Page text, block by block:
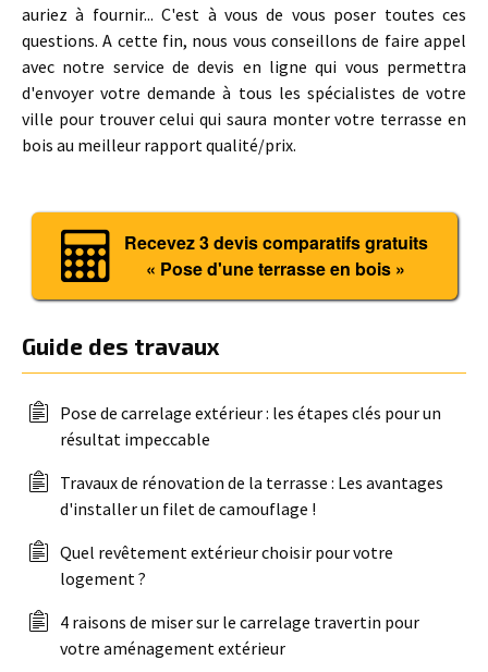
auriez à fournir... C'est à vous de vous poser toutes ces
questions. A cette fin, nous vous conseillons de faire appel
avec notre service de devis en ligne qui vous permettra
d'envoyer votre demande à tous les spécialistes de votre
ville pour trouver celui qui saura monter votre terrasse en
bois au meilleur rapport qualité/prix.
Recevez 3 devis comparatifs gratuits
« Pose d'une terrasse en bois »
Guide des travaux
Pose de carrelage extérieur : les étapes clés pour un
résultat impeccable
Travaux de rénovation de la terrasse : Les avantages
d'installer un filet de camouflage !
Quel revêtement extérieur choisir pour votre
logement ?
4 raisons de miser sur le carrelage travertin pour
votre aménagement extérieur